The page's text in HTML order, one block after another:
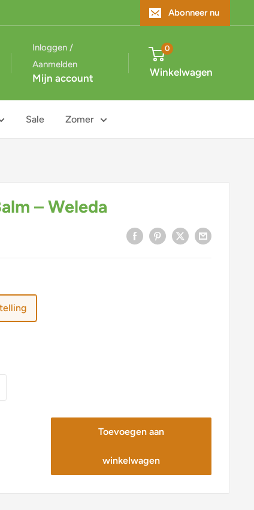
Abonneer nu
Inloggen /
Aanmelden
Mijn account
0
Winkelwagen
Sale Zomer
– Weleda
Toevoegen aan
winkelwagen